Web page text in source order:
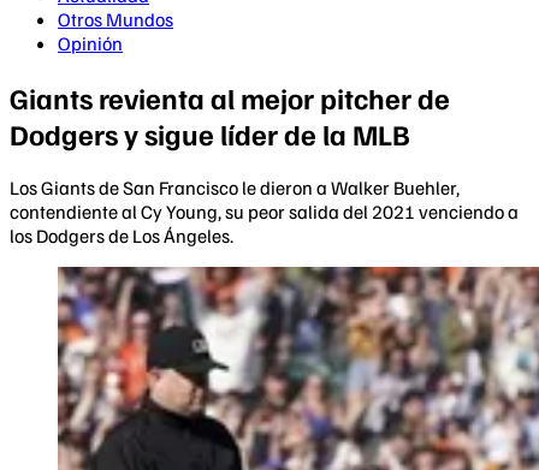
Otros Mundos
Opinión
Giants revienta al mejor pitcher de
Dodgers y sigue líder de la MLB
Los Giants de San Francisco le dieron a Walker Buehler,
contendiente al Cy Young, su peor salida del 2021 venciendo a
los Dodgers de Los Ángeles.